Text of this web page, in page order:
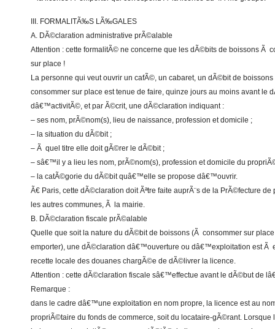
III. FORMALITÃ‰S LÃ‰GALES
A. DÃ©claration administrative prÃ©alable
Attention : cette formalitÃ© ne concerne que les dÃ©bits de boissons Ã
sur place !
La personne qui veut ouvrir un cafÃ©, un cabaret, un dÃ©bit de
consommer sur place est tenue de faire, quinze jours au moins avant le
dâ€™activitÃ©, et par Ã©crit, une dÃ©claration indiquant :
– ses nom, prÃ©nom(s), lieu de naissance, profession et domicile ;
– la situation du dÃ©bit ;
– Ã quel titre elle doit gÃ©rer le dÃ©bit ;
– sâ€™il y a lieu les nom, prÃ©nom(s), profession et domicile du
– la catÃ©gorie du dÃ©bit quâ€™elle se propose dâ€™ouvrir.
Ã€ Paris, cette dÃ©claration doit Ãªtre faite auprÃ¨s de la PrÃ©fecture de
les autres communes, Ã la mairie.
B. DÃ©claration fiscale prÃ©alable
Quelle que soit la nature du dÃ©bit de boissons (Ã consommer sur
emporter), une dÃ©claration dâ€™ouverture ou dâ€™exploitation est Ã
recette locale des douanes chargÃ©e de dÃ©livrer la licence.
Attention : cette dÃ©claration fiscale sâ€™effectue avant le dÃ©but de
Remarque :
dans le cadre dâ€™une exploitation en nom propre, la licence est au
propriÃ©taire du fonds de commerce, soit du locataire-gÃ©rant. Lorsque